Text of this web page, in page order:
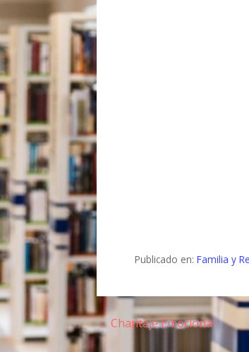
Publicado en:Familia y
N
← Chantaje Emocional